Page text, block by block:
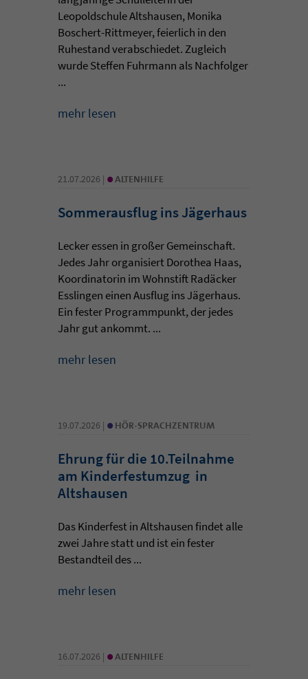
Leopoldschule Altshausen, Monika
Boschert-Rittmeyer, feierlich in den
Ruhestand verabschiedet. Zugleich
wurde Steffen Fuhrmann als Nachfolger
...
mehr lesen
21.07.2026 | • ALTENHILFE
Sommerausflug ins Jägerhaus
Lecker essen in großer Gemeinschaft.
Jedes Jahr organisiert Dorothea Haas,
Koordinatorin im Wohnstift Radäcker
Esslingen einen Ausflug ins Jägerhaus.
Ein fester Programmpunkt, der jedes
Jahr gut ankommt. ...
mehr lesen
19.07.2026 | • HÖR-SPRACHZENTRUM
Ehrung für die 10.Teilnahme
am Kinderfestumzug in
Altshausen
Das Kinderfest in Altshausen findet alle
zwei Jahre statt und ist ein fester
Bestandteil des ...
mehr lesen
16.07.2026 | • ALTENHILFE